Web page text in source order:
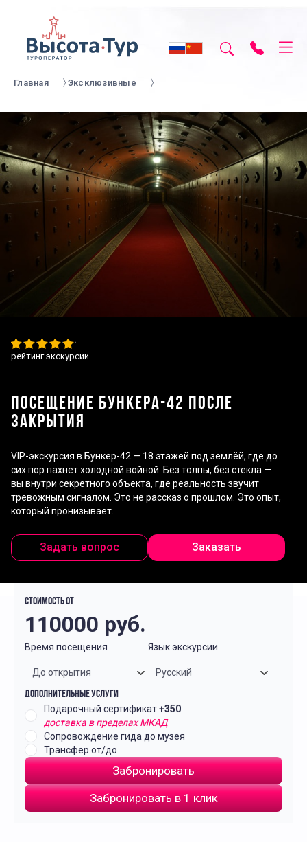
Главная Эксклюзивные
рейтинг экскурсии
ПОСЕЩЕНИЕ БУНКЕРА-42 ПОСЛЕ
ЗАКРЫТИЯ
VIP-экскурсия в Бункер-42 — 18 этажей под землёй, где до
сих пор пахнет холодной войной. Без толпы, без стекла —
вы внутри секретного объекта, где реальность звучит
тревожным сигналом. Это не рассказ о прошлом. Это опыт,
который пронизывает.
Задать вопрос Заказать
Стоимость от
110000 руб.
Время посещения
До открытия
Язык экскурсии
Русский
Дополнительные услуги
Подарочный сертификат+350
доставка в пределах МКАД
Сопровождение гида до музея
Трансфер от/до
Забронировать
Забронировать в 1 клик